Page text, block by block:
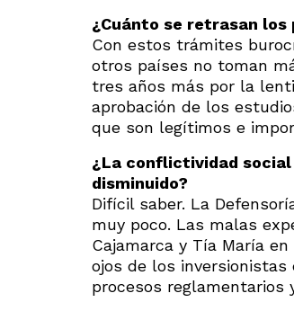
¿Cuánto se retrasan
Con estos trámites
otros países no toman
tres años más por la
aprobación de los
que son legítimos e
¿La conflictividad social
disminuido?
Difícil saber. La
muy poco. Las malas
Cajamarca y Tía María
ojos de los
procesos reglamentarios